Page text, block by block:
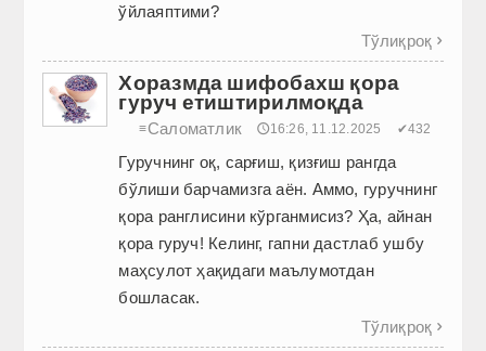
ўйлаяптими?
Тўлиқроқ 
Хоразмда шифобахш қора
гуруч етиштирилмоқда
≡Саломатлик 🕔16:26, 11.12.2025 ✔432
Гуручнинг оқ, сарғиш, қизғиш рангда
бўлиши барчамизга аён. Аммо, гуручнинг
қора ранглисини кўрганмисиз? Ҳа, айнан
қора гуруч! Келинг, гапни дастлаб ушбу
маҳсулот ҳақидаги маълумотдан
бошласак.
Тўлиқроқ 